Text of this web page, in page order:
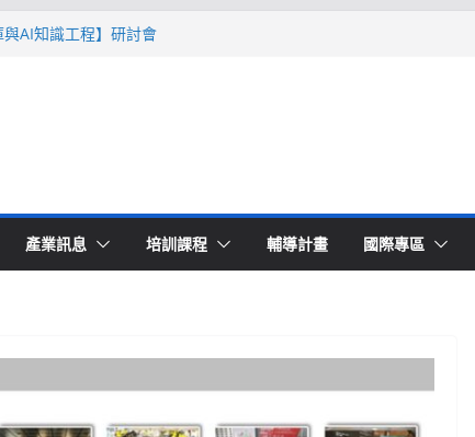
AI知識工程】研討會
塑智造平台」主題館
產業訊息 培訓課程 輔導計畫 國際專區